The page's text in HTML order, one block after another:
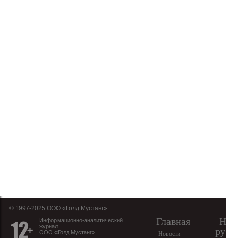
© 1997-2025 OOO «Голд Мустанг»
Информационно-аналитический
журнал
ООО «Голд Мустанг»
Главная
Новости